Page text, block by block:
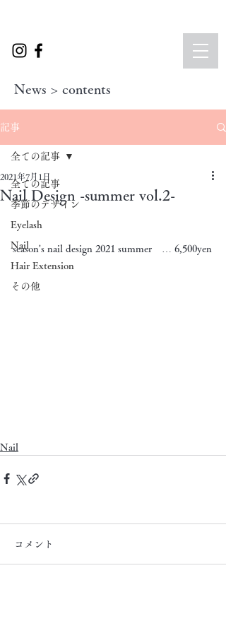
News > contents
記事
全ての記事
季節のデザイン
Eyelash
Nail
Hair Extension
その他
全ての記事
Nail Design -summer vol.2-
2021年7月1日
season's nail design 2021 summer　… 6,500yen
Nail
コメント